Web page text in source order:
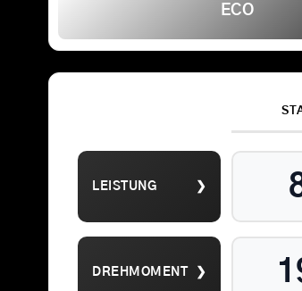
ECO
LEISTUNG ❯
DREHMOMENT ❯